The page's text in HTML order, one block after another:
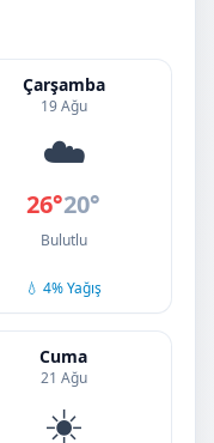
Çarşamba
19 Ağu
☁️
26°20°
Bulutlu
💧 4% Yağış
Cuma
21 Ağu
☀️